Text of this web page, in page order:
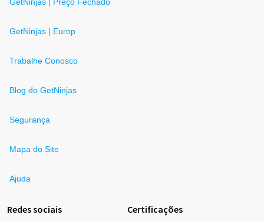
GetNinjas | Europ
Trabalhe Conosco
Blog do GetNinjas
Segurança
Mapa do Site
Ajuda
Redes sociais Certificações